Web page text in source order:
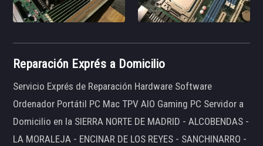
Reparación Exprés a Domicilio
Servicio Exprés de Reparación Hardware Software
Ordenador Portátil PC Mac TPV AIO Gaming PC Servidor a
Domicilio en la SIERRA NORTE DE MADRID - ALCOBENDAS -
LA MORALEJA - ENCINAR DE LOS REYES - SANCHINARRO -